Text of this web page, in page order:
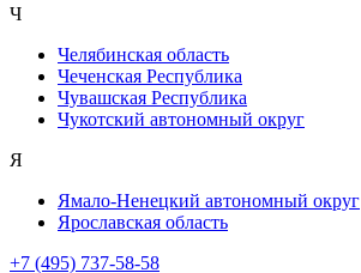
Ч
Челябинская область
Чеченская Республика
Чувашская Республика
Чукотский автономный округ
Я
Ямало-Ненецкий автономный округ
Ярославская область
+7 (495) 737-58-58